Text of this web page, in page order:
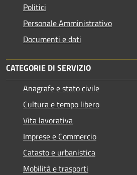
Politici
Personale Amministrativo
Documenti e dati
CATEGORIE DI SERVIZIO
Anagrafe e stato civile
Cultura e tempo libero
Vita lavorativa
Imprese e Commercio
Catasto e urbanistica
Mobilità e trasporti